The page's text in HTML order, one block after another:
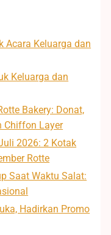
Acara Keluarga dan
Keluarga dan
Bakery: Donat,
Chiffon Layer
2026: 2 Kotak
Rotte
Saat Waktu Salat:
Hadirkan Promo